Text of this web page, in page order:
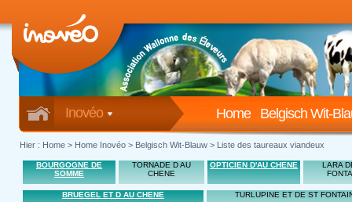
Inovéo Belgisch Wit-
Home
Hier : Home > Home Inovéo > Belgisch Wit-Blauw > Liste des taureaux viandeux
BOURGOGNE DE
SOMME
TORNADE D AU
CHENE
OPTICIEN D'AU CHENE
LARA
BRUEGEL ET D AU CHENE TURLUPINE ET DE ST